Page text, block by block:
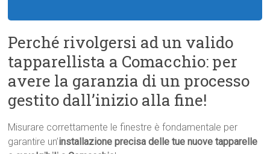
Perché rivolgersi ad un valido
tapparellista a Comacchio: per
avere la garanzia di un processo
gestito dall’inizio alla fine!
Misurare correttamente le finestre è fondamentale per
garantire un’installazione precisa delle tue nuove tapparelle